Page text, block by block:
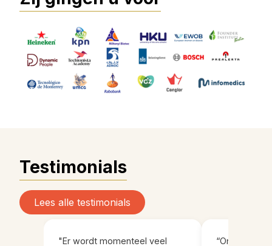
Testimonials
Lees alle testimonials
"Er wordt momenteel veel
“Onder